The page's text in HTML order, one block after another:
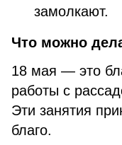
замолкают.
Что можно
18 мая — это
работы с
Эти занятия
благо.